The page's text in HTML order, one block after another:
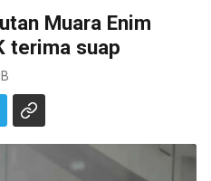
Muara Enim
terima suap